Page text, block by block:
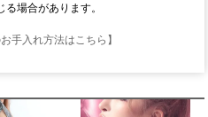
る場合があります。
手入れ方法はこちら】